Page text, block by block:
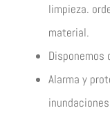
limpieza.
material.
Disponemos
Alarma y
inundaciones